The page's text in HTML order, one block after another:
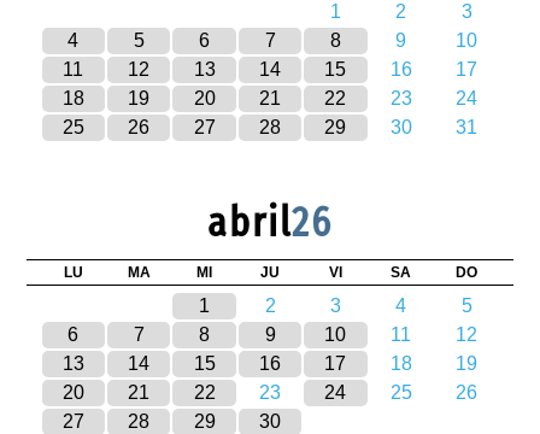
1 2
3
4
5 6 7 8 9
10
11
12 13 14 15 16
17
18
19 20 21 22 23
24
25
26 27 28 29 30 31
abril26
LU MA MI JU VI SA DO
1 2 3 4
5
6
7 8 9 10 11
12
13
14 15 16 17 18
19
20
21 22 23 24 25
26
27
28 29 30